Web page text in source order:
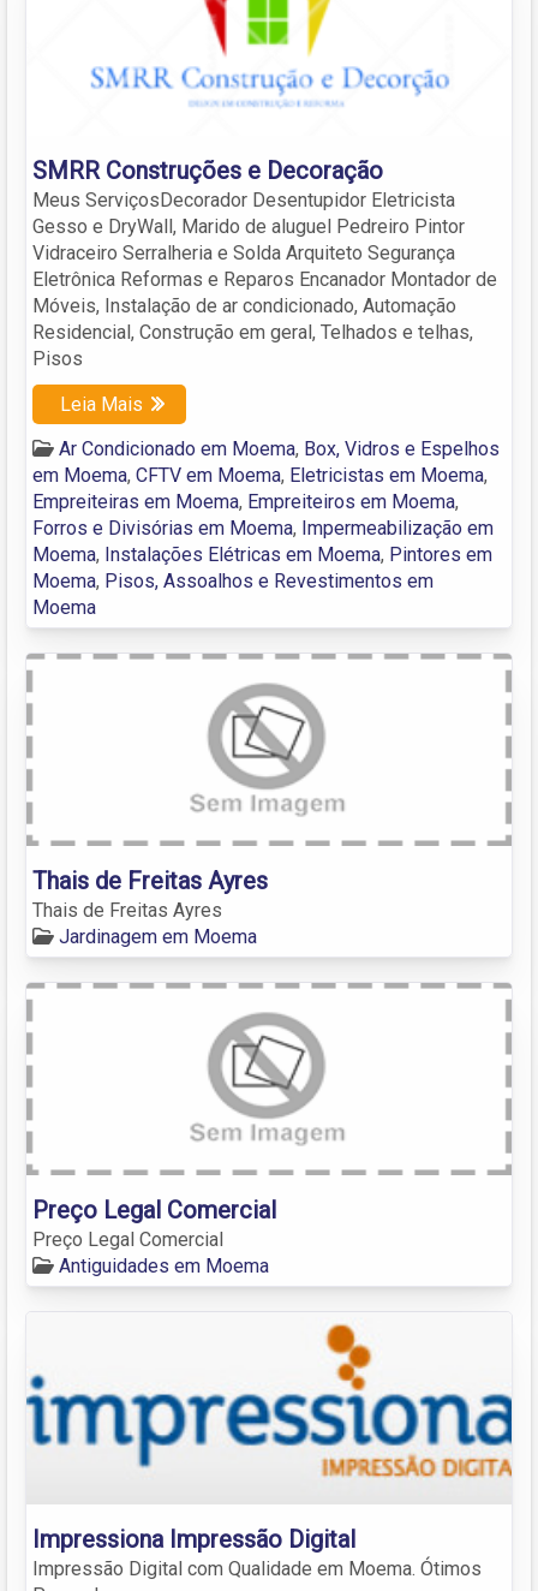
SMRR Construções e Decoração
Meus ServiçosDecorador Desentupidor Eletricista
Gesso e DryWall, Marido de aluguel Pedreiro Pintor
Vidraceiro Serralheria e Solda Arquiteto Segurança
Eletrônica Reformas e Reparos Encanador Montador de
Móveis, Instalação de ar condicionado, Automação
Residencial, Construção em geral, Telhados e telhas,
Pisos
Leia Mais
Ar Condicionado em Moema, Box, Vidros e Espelhos
em Moema, CFTV em Moema, Eletricistas em Moema,
Empreiteiras em Moema, Empreiteiros em Moema,
Forros e Divisórias em Moema, Impermeabilização em
Moema, Instalações Elétricas em Moema, Pintores em
Moema, Pisos, Assoalhos e Revestimentos em
Moema
Thais de Freitas Ayres
Thais de Freitas Ayres
Jardinagem em Moema
Preço Legal Comercial
Preço Legal Comercial
Antiguidades em Moema
Impressiona Impressão Digital
Impressão Digital com Qualidade em Moema. Ótimos